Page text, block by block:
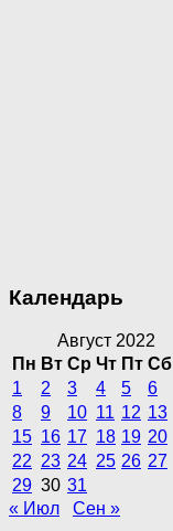
Календарь
Август 2022
Пн Вт Ср Чт Пт Сб
1
2 3 4 5 6
8
9 10 11 12 13
15 16 17 18 19 20
22 23 24 25 26 27
29 30 31
« Июл
Сен »